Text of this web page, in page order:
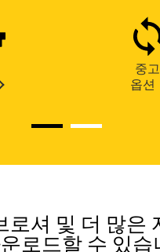
중고
옵션
로셔 및 더 많은
로드할 수 있습